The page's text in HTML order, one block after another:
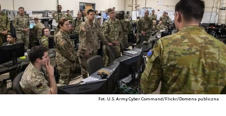
Fot. U.S. Army Cyber Command/Flickr/Domena publiczna